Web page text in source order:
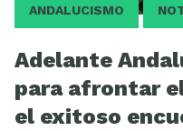
ANDALUCISMO
Adelante
para afrontar
el exitoso